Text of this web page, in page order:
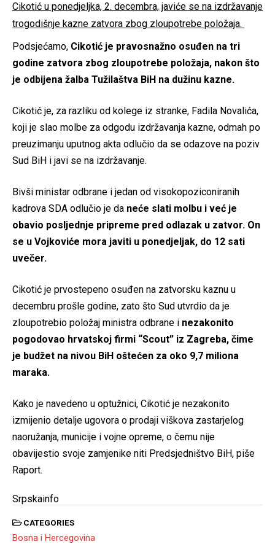
Cikotić u ponedjeljka, 2. decembra, javiće se na izdržavanje
trogodišnje kazne zatvora zbog zloupotrebe položaja.
Podsjećamo, Cikotić je pravosnažno osuđen na tri
godine zatvora zbog zloupotrebe položaja, nakon što
je odbijena žalba Tužilaštva BiH na dužinu kazne.
Cikotić je, za razliku od kolege iz stranke, Fadila Novalića,
koji je slao molbe za odgodu izdržavanja kazne, odmah po
preuzimanju uputnog akta odlučio da se odazove na poziv
Sud BiH i javi se na izdržavanje.
Bivši ministar odbrane i jedan od visokopoziconiranih
kadrova SDA odlučio je da neće slati molbu i već je
obavio posljednje pripreme pred odlazak u zatvor. On
se u Vojkoviće mora javiti u ponedjeljak, do 12 sati
uvečer.
Cikotić je prvostepeno osuđen na zatvorsku kaznu u
decembru prošle godine, zato što Sud utvrdio da je
zloupotrebio položaj ministra odbrane i nezakonito
pogodovao hrvatskoj firmi “Scout” iz Zagreba, čime
je budžet na nivou BiH oštećen za oko 9,7 miliona
maraka.
Kako je navedeno u optužnici, Cikotić je nezakonito
izmijenio detalje ugovora o prodaji viškova zastarjelog
naoružanja, municije i vojne opreme, o čemu nije
obavijestio svoje zamjenike niti Predsjedništvo BiH, piše
Raport.
Srpskainfo
CATEGORIES
Bosna i Hercegovina